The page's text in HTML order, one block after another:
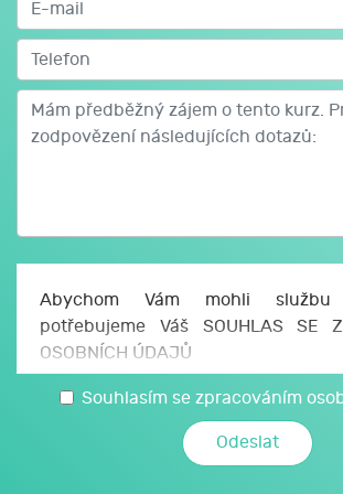
Abychom Vám mohli službu
potřebujeme Váš SOUHLAS SE
OSOBNÍCH ÚDAJŮ
Uděluji JCMM, z. s. p. o., sídlo
00 Brno, IČO: 750 64 707
zpracováním svých osobních a
Souhlasím se zpracováním